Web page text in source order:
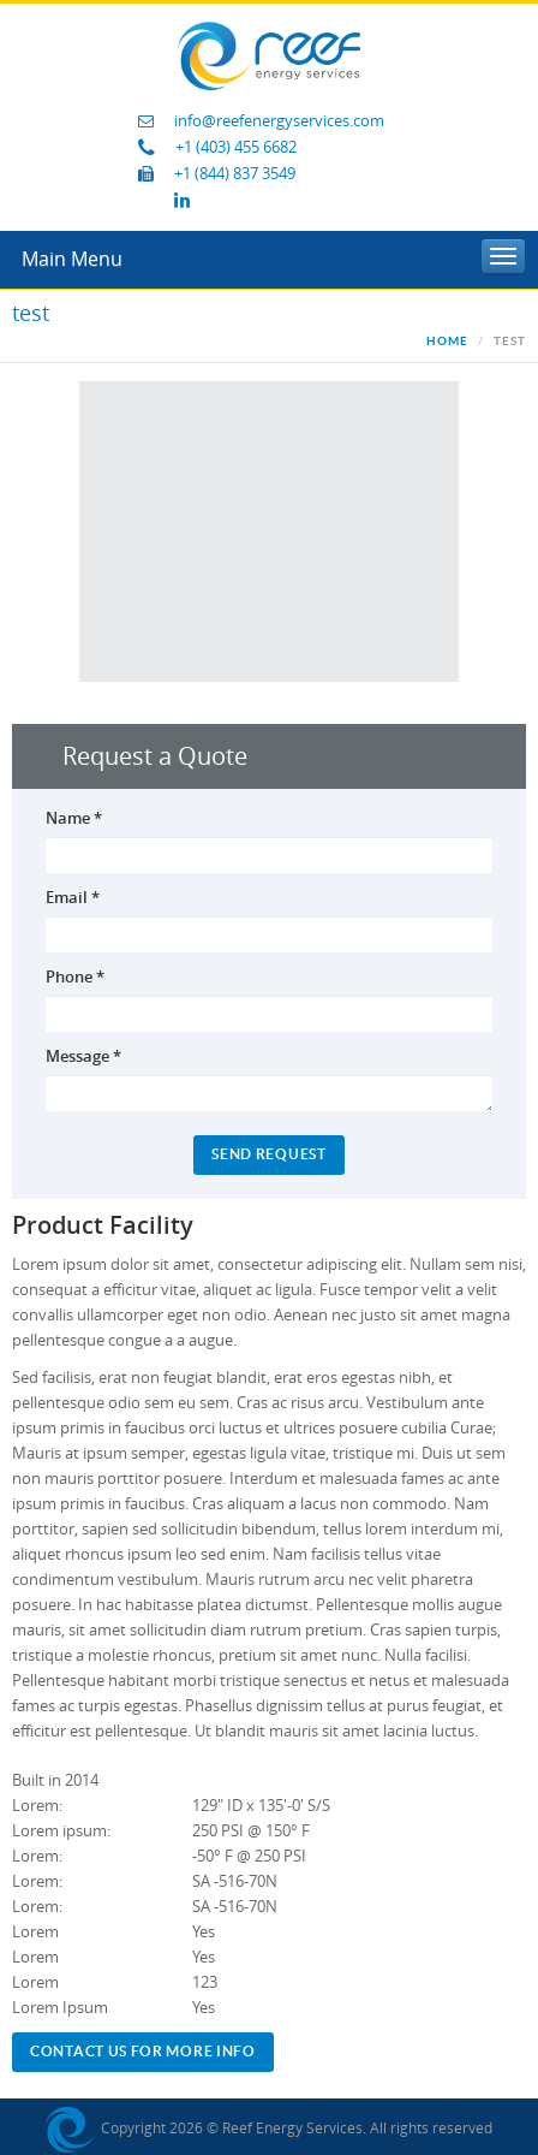
info@reefenergyservices.com
+1 (403) 455 6682
+1 (844) 837 3549
Main Menu
test
HOME TEST
Request a Quote
Name *
Email *
Phone *
Message *
Product Facility
Lorem ipsum dolor sit amet, consectetur adipiscing elit. Nullam sem nisi,
consequat a efficitur vitae, aliquet ac ligula. Fusce tempor velit a velit
convallis ullamcorper eget non odio. Aenean nec justo sit amet magna
pellentesque congue a a augue.
Sed facilisis, erat non feugiat blandit, erat eros egestas nibh, et
pellentesque odio sem eu sem. Cras ac risus arcu. Vestibulum ante
ipsum primis in faucibus orci luctus et ultrices posuere cubilia Curae;
Mauris at ipsum semper, egestas ligula vitae, tristique mi. Duis ut sem
non mauris porttitor posuere. Interdum et malesuada fames ac ante
ipsum primis in faucibus. Cras aliquam a lacus non commodo. Nam
porttitor, sapien sed sollicitudin bibendum, tellus lorem interdum mi,
aliquet rhoncus ipsum leo sed enim. Nam facilisis tellus vitae
condimentum vestibulum. Mauris rutrum arcu nec velit pharetra
posuere. In hac habitasse platea dictumst. Pellentesque mollis augue
mauris, sit amet sollicitudin diam rutrum pretium. Cras sapien turpis,
tristique a molestie rhoncus, pretium sit amet nunc. Nulla facilisi.
Pellentesque habitant morbi tristique senectus et netus et malesuada
fames ac turpis egestas. Phasellus dignissim tellus at purus feugiat, et
efficitur est pellentesque. Ut blandit mauris sit amet lacinia luctus.
Built in 2014
Lorem:
129" ID x 135'-0' S/S
Lorem ipsum:
250 PSI @ 150° F
Lorem:
-50° F @ 250 PSI
Lorem:
SA -516-70N
Lorem:
SA -516-70N
Lorem
Yes
Lorem
Yes
Lorem
123
Lorem Ipsum
Yes
CONTACT US FOR MORE INFO
Copyright 2026 © Reef Energy Services. All rights reserved